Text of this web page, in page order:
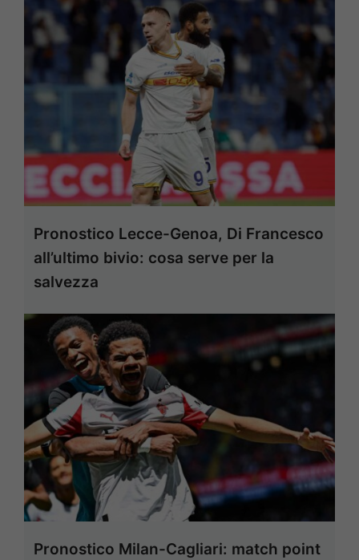
Pronostico Lecce-Genoa, Di Francesco
all’ultimo bivio: cosa serve per la
salvezza
Pronostico Milan-Cagliari: match point